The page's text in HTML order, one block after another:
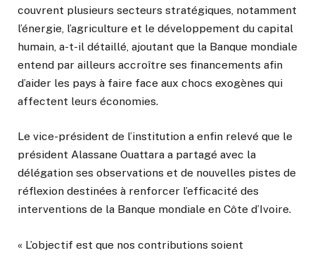
couvrent plusieurs secteurs stratégiques, notamment
l’énergie, l’agriculture et le développement du capital
humain, a-t-il détaillé, ajoutant que la Banque mondiale
entend par ailleurs accroître ses financements afin
d’aider les pays à faire face aux chocs exogènes qui
affectent leurs économies.
Le vice-président de l’institution a enfin relevé que le
président Alassane Ouattara a partagé avec la
délégation ses observations et de nouvelles pistes de
réflexion destinées à renforcer l’efficacité des
interventions de la Banque mondiale en Côte d’Ivoire.
« L’objectif est que nos contributions soient